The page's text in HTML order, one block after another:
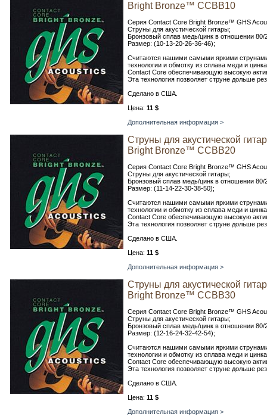
Bright Bronze™ CCBB10
Серия Contact Core Bright Bronze™ GHS
Струны для акустической гитары;
Бронзовый сплав медь/цинк в отношении 80/
Размер: (10-13-20-26-36-46);
Считаются нашими самыми яркими
технологии и обмотку из сплава меди и
Contact Core обеспечивающую высокую
Эта технология позволяет струне дольше
Сделано в США.
Цена: 11 $
Дополнительная информация >
Струны для акустической
Bright Bronze™ CCBB20
Серия Contact Core Bright Bronze™ GHS
Струны для акустической гитары;
Бронзовый сплав медь/цинк в отношении 80/
Размер: (11-14-22-30-38-50);
Считаются нашими самыми яркими
технологии и обмотку из сплава меди и
Contact Core обеспечивающую высокую
Эта технология позволяет струне дольше
Сделано в США.
Цена: 11 $
Дополнительная информация >
Струны для акустической
Bright Bronze™ CCBB30
Серия Contact Core Bright Bronze™ GHS
Струны для акустической гитары;
Бронзовый сплав медь/цинк в отношении 80/
Размер: (12-16-24-32-42-54);
Считаются нашими самыми яркими
технологии и обмотку из сплава меди и
Contact Core обеспечивающую высокую
Эта технология позволяет струне дольше
Сделано в США.
Цена: 11 $
Дополнительная информация >